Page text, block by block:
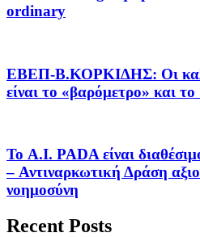
ordinary
EΒΕΠ-Β.ΚΟΡΚΙΔΗΣ: Οι
είναι το «βαρόμετρο» και
Το A.I. PADA είναι
– Αντιναρκωτική Δράση
νοημοσύνη
Recent Posts